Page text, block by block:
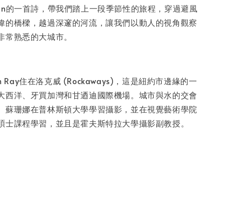
一首詩，帶我們踏上一段季節性的旅程，穿過避風
的橋樑，越過深邃的河流，讓我們以動人的視角觀察
熟悉的大城市。
Ray住在洛克威 (Rockaways)，這是紐約市邊緣的一
西洋、牙買加灣和甘迺迪國際機場。城市與水的交會
蘇珊娜在普林斯頓大學學習攝影，並在視覺藝術學院
士課程學習，並且是霍夫斯特拉大學攝影副教授。